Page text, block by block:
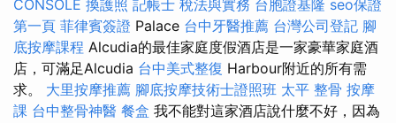
CONSOLE 換護照 記帳士 稅法與實務 台胞證基隆 seo保證
第一頁 菲律賓簽證 Palace 台中牙醫推薦 台灣公司登記 腳
底按摩課程 Alcudia的最佳家庭度假酒店是一家豪華家庭酒
店，可滿足Alcudia 台中美式整復 Harbour附近的所有需
求。 大里按摩推薦 腳底按摩技術士證照班 太平 整骨 按摩
課 台中整骨神醫 餐盒 我不能對這家酒店說什麼不好，因為